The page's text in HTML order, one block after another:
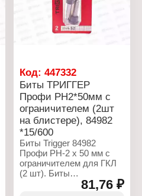
Бренд: Trigger
Артикул: 84962
Серия: "Профи"
Тип товара: Бита
Материал: сталь S2
Наконечник: PH2
Длина: 25 мм
Количество: 3 шт
Магнитная: да
Код:447332
Биты ТРИГГЕР
Профи PH2*50мм с
ограничителем (2шт
на блистере), 84982
*15/600
Биты Trigger 84982
Профи PH-2 х 50 мм c
ограничителем для ГКЛ
(2 шт). Биты
применяются в качестве
сменных насадок в
81,76 ₽